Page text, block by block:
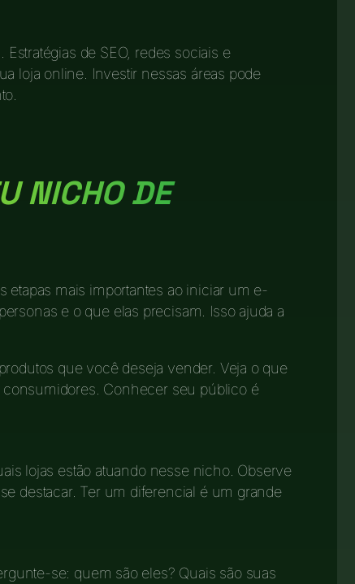
de SEO, redes sociais e
loja online. Investir nessas áreas pode
NICHO DE
etapas mais importantes ao iniciar um e-
e o que elas precisam. Isso ajuda a
que você deseja vender. Veja o que
consumidores. Conhecer seu público é
lojas estão atuando nesse nicho. Observe
destacar. Ter um diferencial é um grande
se: quem são eles? Quais são suas